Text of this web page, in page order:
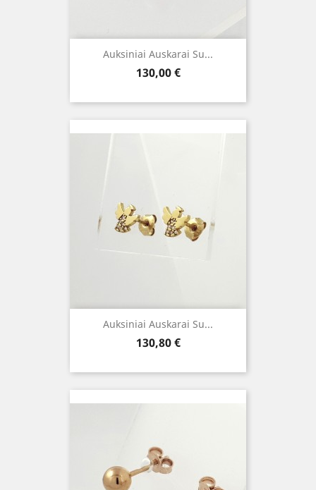
Auksiniai Auskarai Su...
Kaina
130,00 €
Auksiniai Auskarai Su...
Kaina
130,80 €